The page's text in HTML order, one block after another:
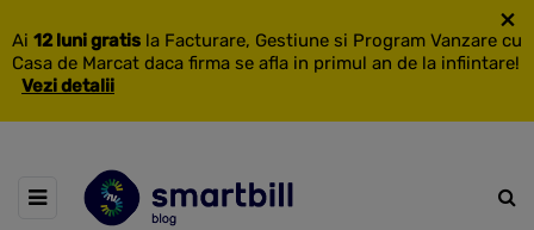
Ai 12 luni gratis la Facturare, Gestiune si Program Vanzare cu
Casa de Marcat daca firma se afla in primul an de la infiintare!
Vezi detalii
×